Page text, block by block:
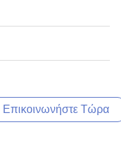
Επικοινωνήστε Τώρα